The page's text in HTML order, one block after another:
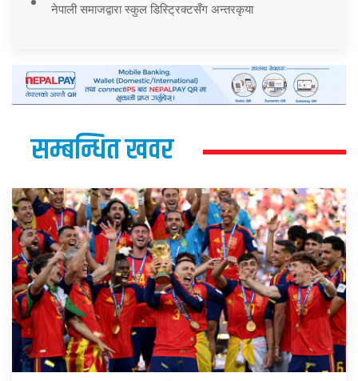
नेपाली समाजद्वारा स्कुल डिस्ट्रिक्टसँग अन्तरकृया
सम्बन्धित खवर